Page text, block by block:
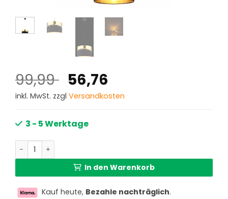
99,99 Ursprünglicher
Preis
99,99 €
56,76
Preis
inkl. MwSt. zzgl Versandkosten
3 - 5 Werktage
Glamouröse Hängelampe schwarz/goldene Kappe Globo
In den Warenkorb
Kauf heute, Bezahle nachträglich.